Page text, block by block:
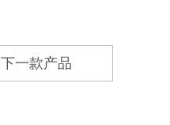
下一款产品